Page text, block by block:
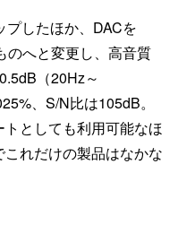
したほか、DACを
のへと変更し、高音質
（20Hz～
、S/N比は105dB。
としても利用可能なほ
れだけの製品はなかな